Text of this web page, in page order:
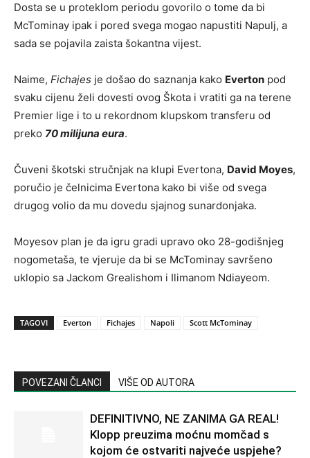
Dosta se u proteklom periodu govorilo o tome da bi
McTominay ipak i pored svega mogao napustiti Napulj, a
sada se pojavila zaista šokantna vijest.
Naime, Fichajes je došao do saznanja kako Everton pod
svaku cijenu želi dovesti ovog Škota i vratiti ga na terene
Premier lige i to u rekordnom klupskom transferu od
preko 70 milijuna eura.
Čuveni škotski stručnjak na klupi Evertona, David Moyes,
poručio je čelnicima Evertona kako bi više od svega
drugog volio da mu dovedu sjajnog sunardonjaka.
Moyesov plan je da igru gradi upravo oko 28-godišnjeg
nogometaša, te vjeruje da bi se McTominay savršeno
uklopio sa Jackom Grealishom i Ilimanom Ndiayeom.
TAGOVI Everton Fichajes Napoli Scott McTominay
POVEZANI ČLANCI VIŠE OD AUTORA
DEFINITIVNO, NE ZANIMA GA REAL!
Klopp preuzima moćnu momčad s
kojom će ostvariti najveće uspjehe?